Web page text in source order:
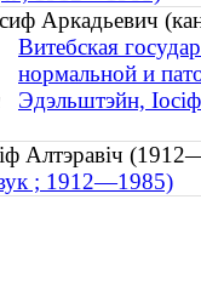
Аркадьевич
Витебская
нормальной и
Эдэльштэйн,
Алтэравіч
; 1912—1985)